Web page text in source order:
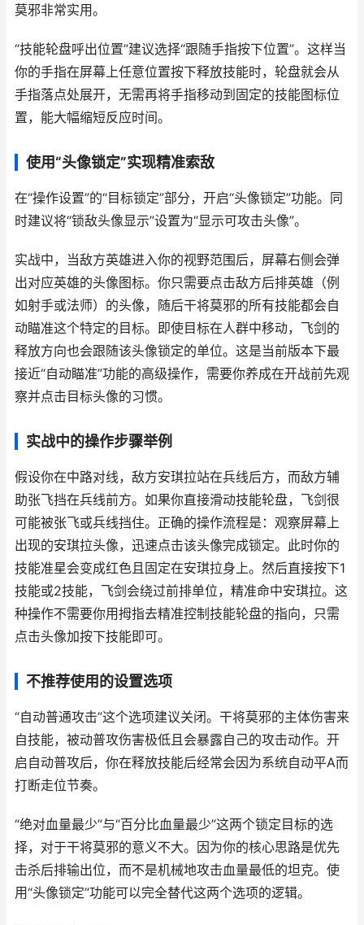
莫邪非常实用。
“技能轮盘呼出位置”建议选择“跟随手指按下位置”。这样当
你的手指在屏幕上任意位置按下释放技能时，轮盘就会从
手指落点处展开，无需再将手指移动到固定的技能图标位
置，能大幅缩短反应时间。
使用“头像锁定”实现精准索敌
在“操作设置”的“目标锁定”部分，开启“头像锁定”功能。同
时建议将“锁敌头像显示”设置为“显示可攻击头像”。
实战中，当敌方英雄进入你的视野范围后，屏幕右侧会弹
出对应英雄的头像图标。你只需要点击敌方后排英雄（例
如射手或法师）的头像，随后干将莫邪的所有技能都会自
动瞄准这个特定的目标。即使目标在人群中移动，飞剑的
释放方向也会跟随该头像锁定的单位。这是当前版本下最
接近“自动瞄准”功能的高级操作，需要你养成在开战前先观
察并点击目标头像的习惯。
实战中的操作步骤举例
假设你在中路对线，敌方安琪拉站在兵线后方，而敌方辅
助张飞挡在兵线前方。如果你直接滑动技能轮盘，飞剑很
可能被张飞或兵线挡住。正确的操作流程是：观察屏幕上
出现的安琪拉头像，迅速点击该头像完成锁定。此时你的
技能准星会变成红色且固定在安琪拉身上。然后直接按下1
技能或2技能，飞剑会绕过前排单位，精准命中安琪拉。这
种操作不需要你用拇指去精准控制技能轮盘的指向，只需
点击头像加按下技能即可。
不推荐使用的设置选项
“自动普通攻击”这个选项建议关闭。干将莫邪的主体伤害来
自技能，被动普攻伤害极低且会暴露自己的攻击动作。开
启自动普攻后，你在释放技能后经常会因为系统自动平A而
打断走位节奏。
“绝对血量最少”与“百分比血量最少”这两个锁定目标的选
择，对于干将莫邪的意义不大。因为你的核心思路是优先
击杀后排输出位，而不是机械地攻击血量最低的坦克。使
用“头像锁定”功能可以完全替代这两个选项的逻辑。